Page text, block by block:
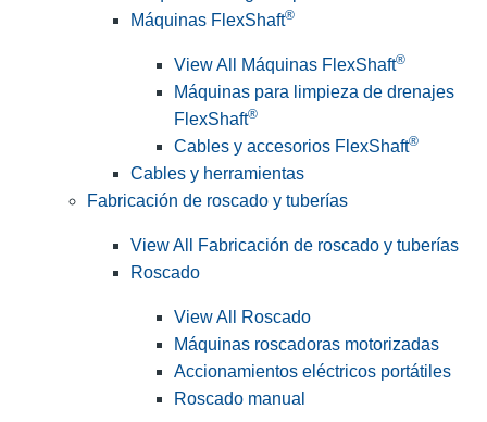
Máquinas FlexShaft®
View All Máquinas FlexShaft®
Máquinas para limpieza de drenajes
FlexShaft®
Cables y accesorios FlexShaft®
Cables y herramientas
Fabricación de roscado y tuberías
View All Fabricación de roscado y tuberías
Roscado
View All Roscado
Máquinas roscadoras motorizadas
Accionamientos eléctricos portátiles
Roscado manual